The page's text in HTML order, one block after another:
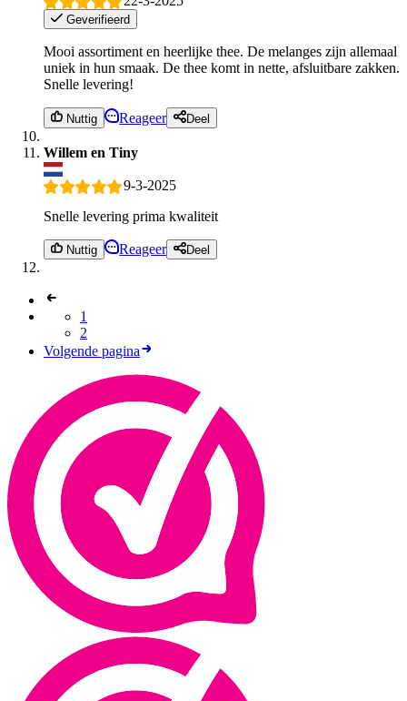
Geverifieerd
Mooi assortiment en heerlijke thee. De melanges zijn allemaal
uniek in hun smaak. De thee komt in nette, afsluitbare zakken.
Snelle levering!
Nuttig Reageer Deel
Willem en Tiny
9-3-2025
Snelle levering prima kwaliteit
Nuttig Reageer Deel
1
2
Volgende pagina